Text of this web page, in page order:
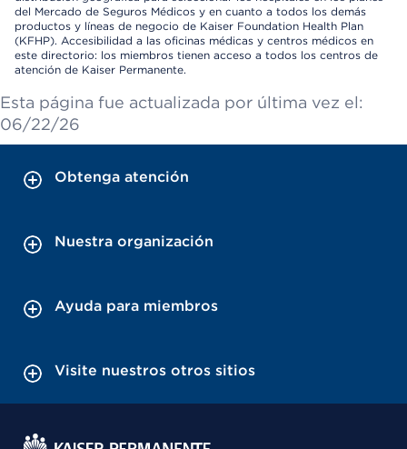
del Mercado de Seguros Médicos y en cuanto a todos los demás
productos y líneas de negocio de Kaiser Foundation Health Plan
(KFHP). Accesibilidad a las oficinas médicas y centros médicos en
este directorio: los miembros tienen acceso a todos los centros de
atención de Kaiser Permanente.
Esta página fue actualizada por última vez el:
06/22/26
Obtenga atención
Nuestra organización
Ayuda para miembros
Visite nuestros otros sitios